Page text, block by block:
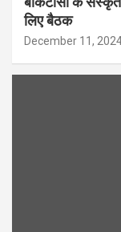
लिए बैठक
December 11,